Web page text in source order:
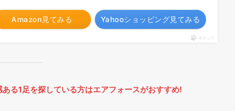
Amazon見てみる Yahooショッピング見てみる
ポチップ
る1足を探している方はエアフォースがおすすめ!